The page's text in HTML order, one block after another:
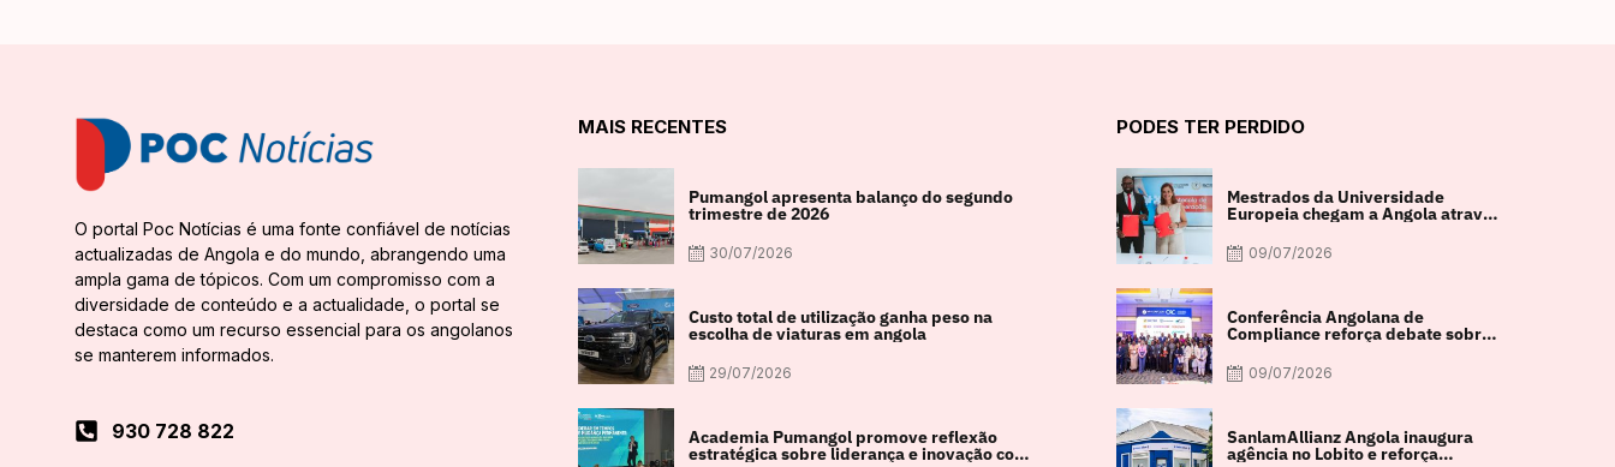
O portal Poc Notícias é uma fonte confiável de notícias
actualizadas de Angola e do mundo, abrangendo uma
ampla gama de tópicos. Com um compromisso com a
diversidade de conteúdo e a actualidade, o portal se
destaca como um recurso essencial para os angolanos
se manterem informados.
930 728 822
MAIS RECENTES
Pumangol apresenta balanço do segundo
trimestre de 2026
30/07/2026
Custo total de utilização ganha peso na
escolha de viaturas em angola
29/07/2026
Academia Pumangol promove reflexão
estratégica sobre liderança e inovação com
PODES TER PERDIDO
Mestrados da Universidade
Europeia chegam a Angola através
de parceria com a FACUL
09/07/2026
Conferência Angolana de
Compliance reforça debate sobre
integridade e crescimento
económico
09/07/2026
SanlamAllianz Angola inaugura
agência no Lobito e reforça